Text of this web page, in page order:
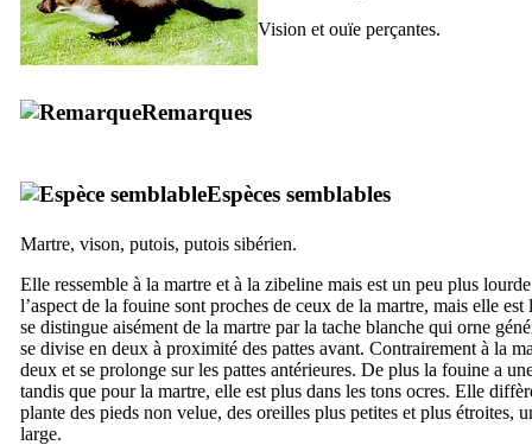
Vision et ouïe perçantes.
Remarques
Espèces semblables
Martre, vison, putois, putois sibérien.
Elle ressemble à la martre et à la zibeline mais est un peu plus
l’aspect de la fouine sont proches de ceux de la martre, mais elle
se distingue aisément de la martre par la tache blanche qui orne
se divise en deux à proximité des pattes avant. Contrairement à la
deux et se prolonge sur les pattes antérieures. De plus la fouine a
tandis que pour la martre, elle est plus dans les tons ocres. Elle
plante des pieds non velue, des oreilles plus petites et plus étroites,
large.